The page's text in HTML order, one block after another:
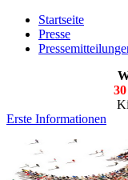
Startseite
Presse
Erste Informationen